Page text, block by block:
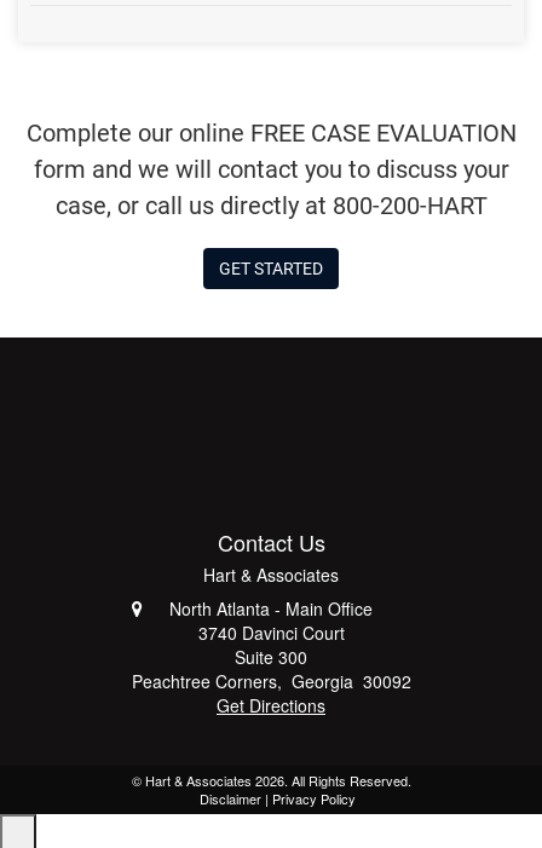
Complete our online FREE CASE EVALUATION
form and we will contact you to discuss your
case, or call us directly at 800-200-HART
GET STARTED
Contact Us
Hart & Associates
North Atlanta - Main Office
3740 Davinci Court
Suite 300
Peachtree Corners, Georgia 30092
Get Directions
© Hart & Associates 2026. All Rights Reserved.
Disclaimer | Privacy Policy